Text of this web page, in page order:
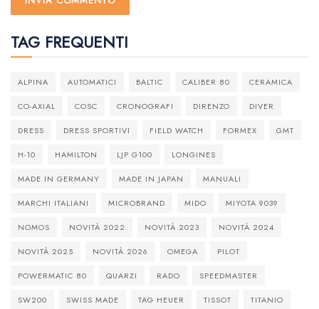
TAG FREQUENTI
ALPINA AUTOMATICI BALTIC CALIBER 80 CERAMICA
CO-AXIAL COSC CRONOGRAFI DIRENZO DIVER
DRESS DRESS SPORTIVI FIELD WATCH FORMEX GMT
H-10 HAMILTON LJP G100 LONGINES
MADE IN GERMANY MADE IN JAPAN MANUALI
MARCHI ITALIANI MICROBRAND MIDO MIYOTA 9039
NOMOS NOVITÀ 2022 NOVITÀ 2023 NOVITÀ 2024
NOVITÀ 2025 NOVITÀ 2026 OMEGA PILOT
POWERMATIC 80 QUARZI RADO SPEEDMASTER
SW200 SWISS MADE TAG HEUER TISSOT TITANIO